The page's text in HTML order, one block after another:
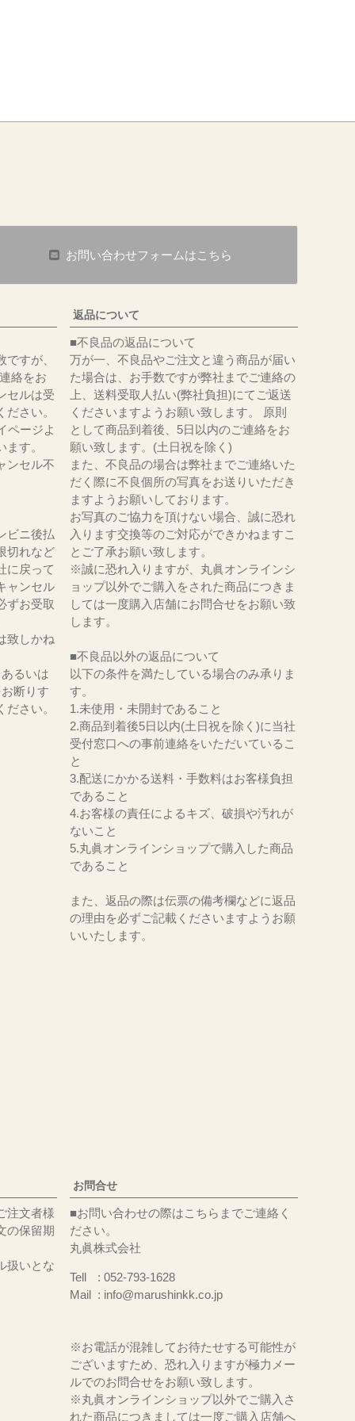
お問い合わせフォームはこちら
すが、
絡をお
セルは受
さい。
ページよ
す。
ンセル不
ビニ後払
切れなど
に戻って
ャンセル
ずお受取
致しかね
るいは
断りす
さい。
返品について
■不良品の返品について
万が一、不良品やご注文と違う商品が届い
た場合は、お手数ですが弊社までご連絡の
上、送料受取人払い(弊社負担)にてご返送
くださいますようお願い致します。 原則
として商品到着後、5日以内のご連絡をお
願い致します。(土日祝を除く)
また、不良品の場合は弊社までご連絡いた
だく際に不良個所の写真をお送りいただき
ますようお願いしております。
お写真のご協力を頂けない場合、誠に恐れ
入ります交換等のご対応ができかねますこ
とご了承お願い致します。
※誠に恐れ入りますが、丸眞オンラインシ
ョップ以外でご購入をされた商品につきま
しては一度購入店舗にお問合せをお願い致
します。
■不良品以外の返品について
以下の条件を満たしている場合のみ承りま
す。
1.未使用・未開封であること
2.商品到着後5日以内(土日祝を除く)に当社
受付窓口への事前連絡をいただいているこ
と
3.配送にかかる送料・手数料はお客様負担
であること
4.お客様の責任によるキズ、破損や汚れが
ないこと
5.丸眞オンラインショップで購入した商品
であること
また、返品の際は伝票の備考欄などに返品
の理由を必ずご記載くださいますようお願
いいたします。
注文者様
の保留期
扱いとな
お問合せ
■お問い合わせの際はこちらまでご連絡く
ださい。
丸眞株式会社
Tell
052-793-1628
Mail
info@marushinkk.co.jp
※お電話が混雑してお待たせする可能性が
ございますため、恐れ入りますが極力メー
ルでのお問合せをお願い致します。
※丸眞オンラインショップ以外でご購入さ
れた商品につきましては一度ご購入店舗へ